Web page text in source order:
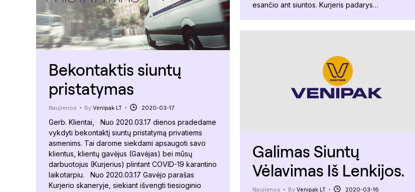
esančio ant siuntos. Kurjeris padarys…
Bekontaktis siuntų
pristatymas
Naujienos By Venipak LT 2020-03-17
Gerb. Klientai, Nuo 2020.03.17 dienos pradedame
vykdyti bekontaktį siuntų pristatymą privatiems
asmenims. Tai darome siekdami apsaugoti savo
klientus, klientų gavėjus (Gavėjas) bei mūsų
darbuotojus (Kurjerius) plintant COVID-19 karantino
laikotarpiu. Nuo 2020.03.17 Gavėjo parašas
Kurjerio skaneryje, siekiant išvengti tiesioginio
Galimas Siuntų
Vėlavimas Iš Lenkijos.
Naujienos By Venipak LT 2020-03-16